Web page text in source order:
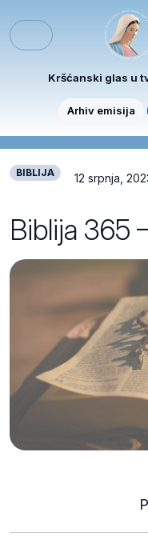
Menu
Kršćanski glas u
Arhiv emisija
BIBLIJA 12 srpnja,
Biblija 365